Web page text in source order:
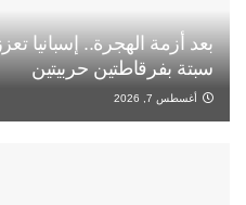
بعد أزمة الهجرة.. إسبانيا
سبتة بفرقاطتين حربيتين
أغسطس 7, 2026